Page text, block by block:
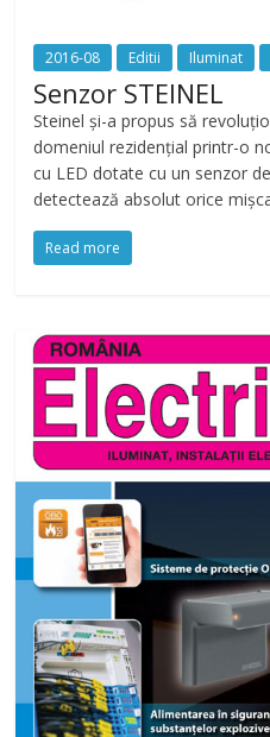
2016-08 Editii Iluminat
Senzor STEINEL
Steinel și-a propus să
domeniul rezidențial printr-o
cu LED dotate cu un senzor
detectează absolut orice
Read more